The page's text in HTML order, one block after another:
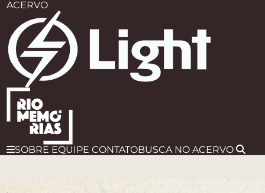
ACERVO
SOBRE EQUIPE CONTATOBUSCA NO ACERVO